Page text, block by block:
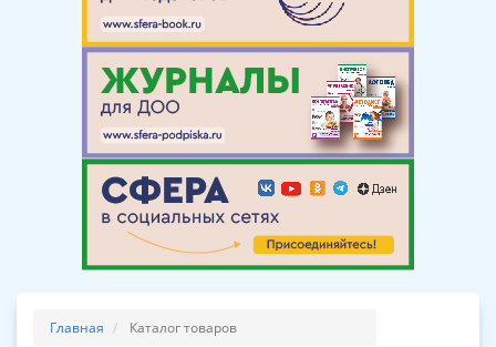
Главная Каталог товаров